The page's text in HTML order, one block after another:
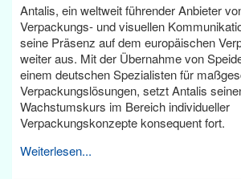
Antalis, ein weltweit führender Anbieter
Verpackungs- und visuellen
seine Präsenz auf dem europäischen
weiter aus. Mit der Übernahme von
einem deutschen Spezialisten für
Verpackungslösungen, setzt Antalis
Wachstumskurs im Bereich individueller
Verpackungskonzepte konsequent fort.
Weiterlesen...